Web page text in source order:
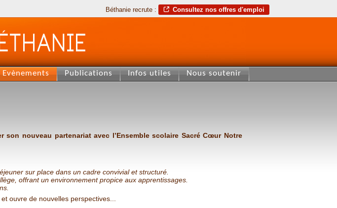
Béthanie recrute : Consultez nos offres d'emploi
Evènements Publications Infos utiles Nous soutenir
son nouveau partenariat avec l’Ensemble scolaire Sacré Cœur Notre
sur place dans un cadre convivial et structuré.
offrant un environnement propice aux apprentissages.
ouvre de nouvelles perspectives...